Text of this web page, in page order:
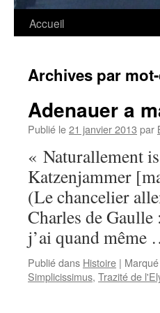
Accueil
Archives par
Adenauer a
Publié le21 janvier 2013 par
« Naturallement
Katzenjammer
(Le chancelier
Charles de
j’ai quand même
Publié dans Histoire |
Simplicissimus, Trazité de